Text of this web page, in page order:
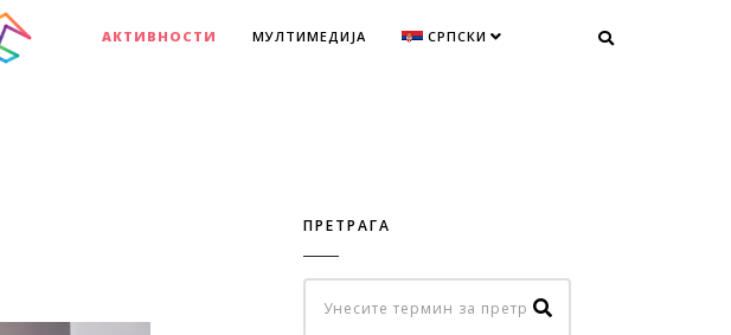
АКТИВНОСТИ МУЛТИМЕДИЈА СРПСКИ
ПРЕТРАГА